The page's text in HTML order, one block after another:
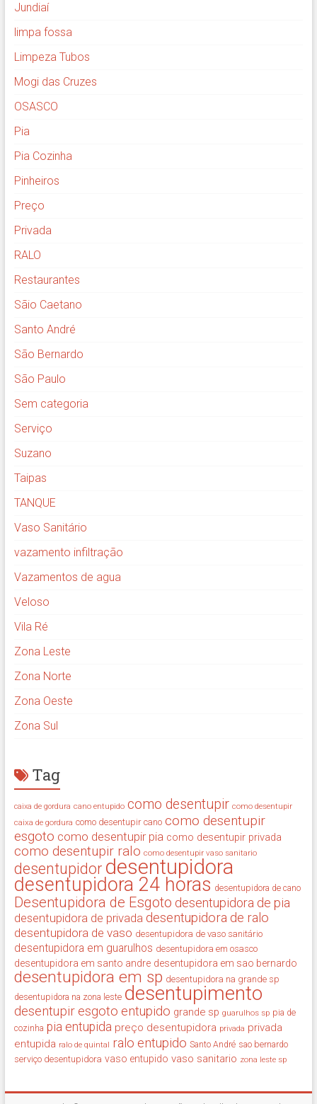
Jundiaí
limpa fossa
Limpeza Tubos
Mogi das Cruzes
OSASCO
Pia
Pia Cozinha
Pinheiros
Preço
Privada
RALO
Restaurantes
Sãio Caetano
Santo André
São Bernardo
São Paulo
Sem categoria
Serviço
Suzano
Taipas
TANQUE
Vaso Sanitário
vazamento infiltração
Vazamentos de agua
Veloso
Vila Ré
Zona Leste
Zona Norte
Zona Oeste
Zona Sul
Tag
caixa de gordura cano entupido como desentupir como desentupir
caixa de gordura como desentupir cano como desentupir
esgoto como desentupir pia como desentupir privada
como desentupir ralo como desentupir vaso sanitario
desentupidor desentupidora
desentupidora 24 horas desentupidora de cano
Desentupidora de Esgoto desentupidora de pia
desentupidora de privada desentupidora de ralo
desentupidora de vaso desentupidora de vaso sanitário
desentupidora em guarulhos desentupidora em osasco
desentupidora em santo andre desentupidora em sao bernardo
desentupidora em sp desentupidora na grande sp
desentupidora na zona leste desentupimento
desentupir esgoto entupido grande sp guarulhos sp pia de
cozinha pia entupida preço desentupidora privada privada
entupida ralo de quintal ralo entupido Santo André sao bernardo
serviço desentupidora vaso entupido vaso sanitario zona leste sp